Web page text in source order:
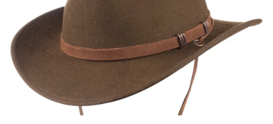
hvězdiček.